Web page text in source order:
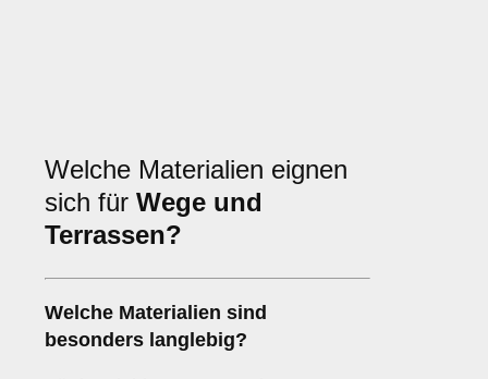
Welche Materialien eignen
sich für Wege und
Terrassen?
Welche Materialien sind
besonders langlebig?